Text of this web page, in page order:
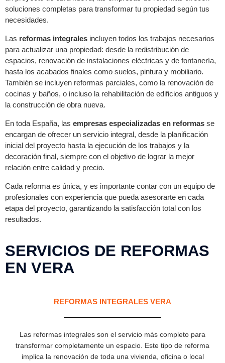
soluciones completas para transformar tu propiedad según tus
necesidades.
Las reformas integrales incluyen todos los trabajos necesarios
para actualizar una propiedad: desde la redistribución de
espacios, renovación de instalaciones eléctricas y de fontanería,
hasta los acabados finales como suelos, pintura y mobiliario.
También se incluyen reformas parciales, como la renovación de
cocinas y baños, o incluso la rehabilitación de edificios antiguos y
la construcción de obra nueva.
En toda España, las empresas especializadas en reformas se
encargan de ofrecer un servicio integral, desde la planificación
inicial del proyecto hasta la ejecución de los trabajos y la
decoración final, siempre con el objetivo de lograr la mejor
relación entre calidad y precio.
Cada reforma es única, y es importante contar con un equipo de
profesionales con experiencia que pueda asesorarte en cada
etapa del proyecto, garantizando la satisfacción total con los
resultados.
SERVICIOS DE REFORMAS
EN VERA
REFORMAS INTEGRALES VERA
Las reformas integrales son el servicio más completo para
transformar completamente un espacio. Este tipo de reforma
implica la renovación de toda una vivienda, oficina o local